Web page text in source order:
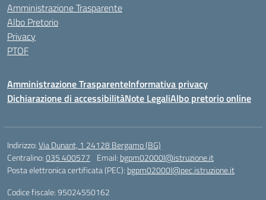
Amministrazione Trasparente
Albo Pretorio
Privacy
PTOF
Amministrazione TrasparenteInformativa privacy
Dichiarazione di accessibilitàNote LegaliAlbo pretorio online
Indirizzo:Via Dunant, 1 24128 Bergamo (BG)
Centralino:035 400577 Email: bgpm02000l@istruzione.it
Posta elettronica certificata (PEC): bgpm02000l@pec.istruzione.it
Codice fiscale: 95024550162